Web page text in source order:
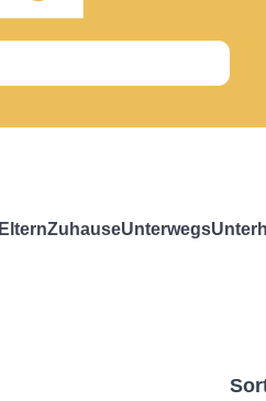
ElternZuhauseUnterwegs